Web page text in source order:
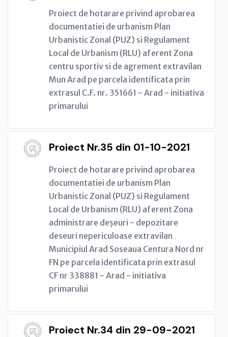
Proiect de hotarare privind aprobarea
documentatiei de urbanism Plan
Urbanistic Zonal (PUZ) si Regulament
Local de Urbanism (RLU) aferent Zona
centru sportiv si de agrement extravilan
Mun Arad pe parcela identificata prin
extrasul C.F. nr. 351661 - Arad - initiativa
primarului
Proiect Nr.35 din 01-10-2021
Proiect de hotarare privind aprobarea
documentatiei de urbanism Plan
Urbanistic Zonal (PUZ) si Regulament
Local de Urbanism (RLU) aferent Zona
administrare deșeuri - depozitare
deseuri nepericuloase extravilan
Municipiul Arad Soseaua Centura Nord nr
FN pe parcela identificata prin extrasul
CF nr 338881 - Arad - initiativa
primarului
Proiect Nr.34 din 29-09-2021